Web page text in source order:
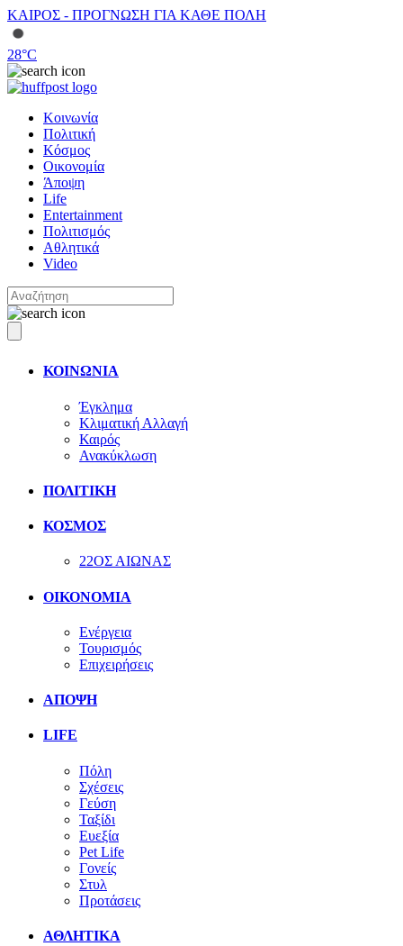
ΚΑΙΡΟΣ - ΠΡΟΓΝΩΣΗ ΓΙΑ ΚΑΘΕ ΠΟΛΗ
28°C
Κοινωνία
Πολιτική
Κόσμος
Οικονομία
Άποψη
Life
Entertainment
Πολιτισμός
Αθλητικά
Video
ΚΟΙΝΩΝΙΑ
Έγκλημα
Κλιματική Αλλαγή
Καιρός
Ανακύκλωση
ΠΟΛΙΤΙΚΗ
ΚΟΣΜΟΣ
22ΟΣ ΑΙΩΝΑΣ
ΟΙΚΟΝΟΜΙΑ
Ενέργεια
Τουρισμός
Επιχειρήσεις
ΑΠΟΨΗ
LIFE
Πόλη
Σχέσεις
Γεύση
Ταξίδι
Ευεξία
Pet Life
Γονείς
Στυλ
Προτάσεις
ΑΘΛΗΤΙΚΑ